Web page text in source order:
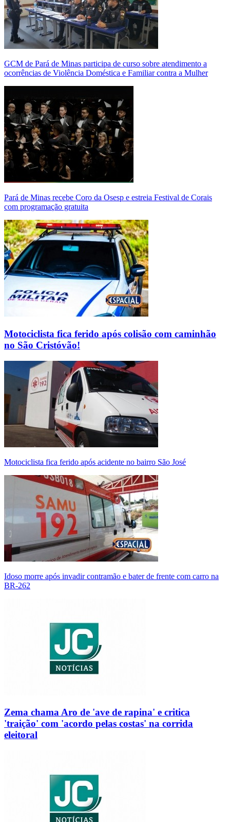
GCM de Pará de Minas participa de curso sobre atendimento a
ocorrências de Violência Doméstica e Familiar contra a Mulher
Pará de Minas recebe Coro da Osesp e estreia Festival de Corais
com programação gratuita
Motociclista fica ferido após colisão com caminhão
no São Cristóvão!
Motociclista fica ferido após acidente no bairro São José
Idoso morre após invadir contramão e bater de frente com carro na
BR-262
Zema chama Aro de 'ave de rapina' e critica
'traição' com 'acordo pelas costas' na corrida
eleitoral